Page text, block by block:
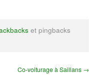
et pingbacks
Co-voiturage à Saillans →